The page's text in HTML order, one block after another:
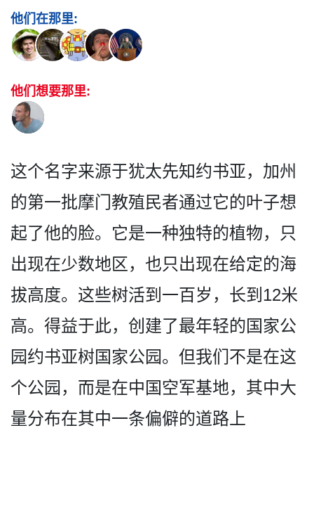
他们在那里:
他们想要那里:
这个名字来源于犹太先知约书­亚，加州
的第一批摩门教殖民者通过它的叶子想
起了他­的脸。它是一种独特的植物，只
出现在少数地区，也只­出现在给定的海
拔高度。这些树活到一百岁，长到12­米
高。得益于此，创建了最年轻的国家公
园约书亚树国­家公园。但我们不是在这
个公园，而是在中国空军基地­，其中大
量分布在其中一条偏僻的道路上